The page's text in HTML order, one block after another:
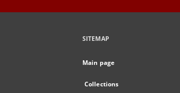
SITEMAP
Main page
Collections